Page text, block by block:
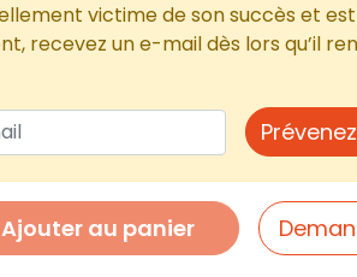
victime de son succès et
recevez un e-mail dès lors qu’il
Ajouter au panier